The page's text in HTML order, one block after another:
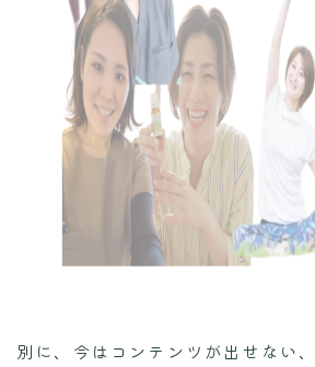
別に、今はコンテンツが出せない